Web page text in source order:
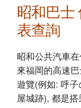
昭和巴士
表查詢
昭和公共汽車
來福岡的高速
遊覽(例如: 呼
屋城跡), 都是搭